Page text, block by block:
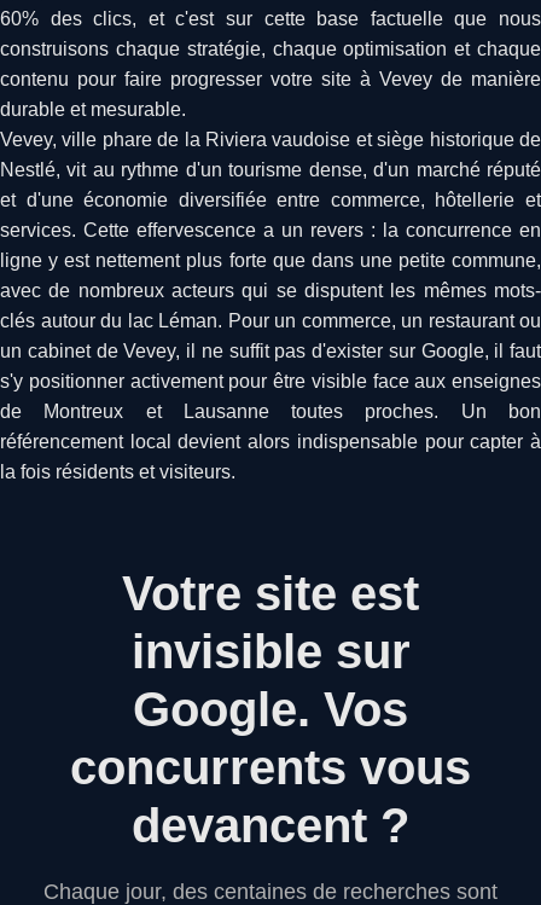
60% des clics, et c'est sur cette base factuelle que nous
construisons chaque stratégie, chaque optimisation et chaque
contenu pour faire progresser votre site à Vevey de manière
durable et mesurable.
Vevey, ville phare de la Riviera vaudoise et siège historique de
Nestlé, vit au rythme d'un tourisme dense, d'un marché réputé
et d'une économie diversifiée entre commerce, hôtellerie et
services. Cette effervescence a un revers : la concurrence en
ligne y est nettement plus forte que dans une petite commune,
avec de nombreux acteurs qui se disputent les mêmes mots-
clés autour du lac Léman. Pour un commerce, un restaurant ou
un cabinet de Vevey, il ne suffit pas d'exister sur Google, il faut
s'y positionner activement pour être visible face aux enseignes
de Montreux et Lausanne toutes proches. Un bon
référencement local devient alors indispensable pour capter à
la fois résidents et visiteurs.
Votre site est
invisible sur
Google. Vos
concurrents vous
devancent ?
Chaque jour, des centaines de recherches sont